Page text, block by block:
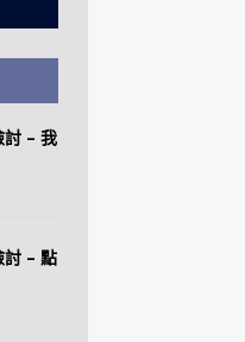
討 – 我
討 – 點